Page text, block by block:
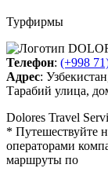
Турфирмы
Телефон: (+998
Адрес:
Тарабий улица,
Dolores Travel
* Путешествуйте
операторами
маршруты по